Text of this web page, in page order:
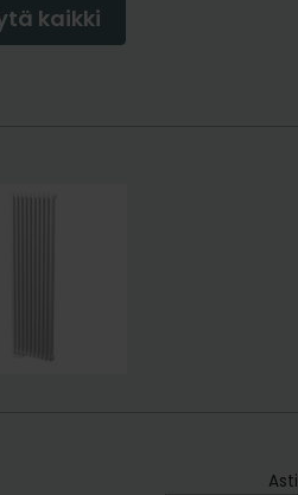
kaikki